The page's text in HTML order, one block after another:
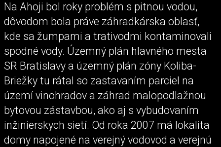
Na Ahoji bol roky problém s pitnou vodou,
dôvodom bola práve záhradkárska oblasť,
kde sa žumpami a trativodmi kontaminovali
spodné vody. Územný plán hlavného mesta
SR Bratislavy a územný plán zóny Koliba-
Briežky tu rátal so zastavaním parciel na
území vinohradov a záhrad malopodlažnou
bytovou zástavbou, ako aj s vybudovaním
inžinierskych sietí. Od roka 2007 má lokalita
domy napojené na verejný vodovod a verejnú